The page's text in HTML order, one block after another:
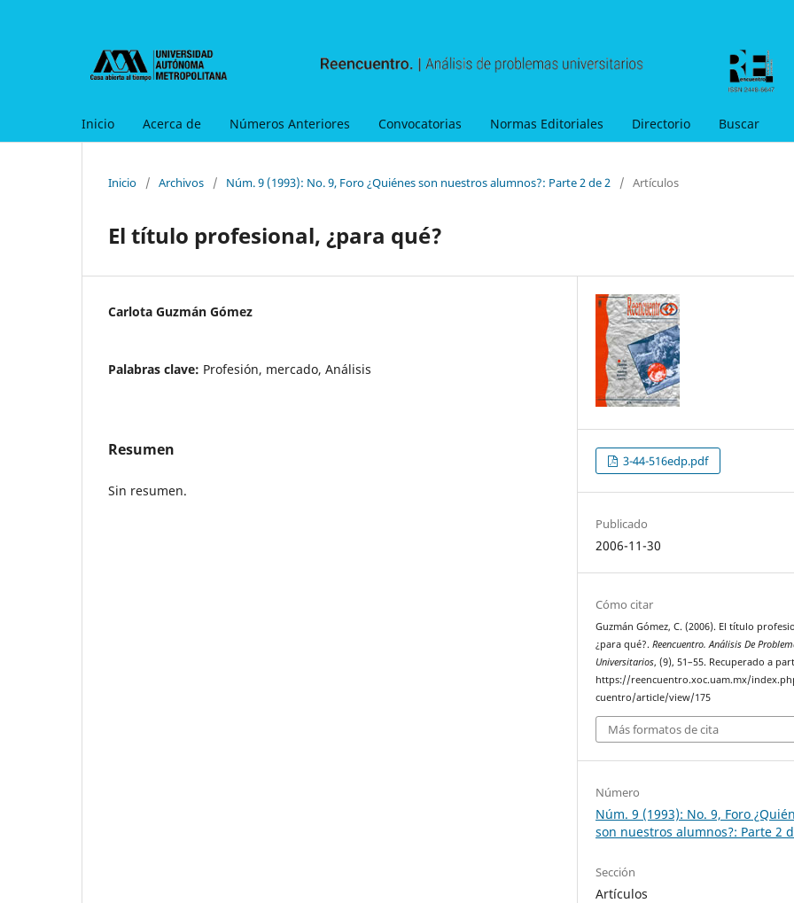
Inicio Acerca de Números Anteriores Convocatorias Normas Editoriales Directorio Buscar
Inicio / Archivos / Núm. 9 (1993): No. 9, Foro ¿Quiénes son nuestros alumnos?: Parte 2 de 2 / Artículos
El título profesional, ¿para qué?
Carlota Guzmán Gómez
Palabras clave: Profesión, mercado, Análisis
Resumen
Sin resumen.
3-44-516edp.pdf
Publicado
2006-11-30
Cómo citar
Guzmán Gómez, C. (2006). El título
¿para qué?.Reencuentro. Análisis De
Universitarios, (9), 51–55. Recuperado a
https://reencuentro.xoc.uam.mx/
cuentro/article/view/175
Más formatos de cita
Número
Núm. 9 (1993): No. 9, Foro
son nuestros alumnos?: Parte 2
Sección
Artículos